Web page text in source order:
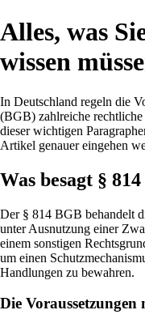
Alles, was
wissen
In Deutschland regeln die
(BGB) zahlreiche
dieser wichtigen
Artikel genauer eingehen
Was besagt §
Der § 814 BGB behandelt
unter Ausnutzung einer
einem sonstigen
um einen
Handlungen zu bewahren.
Die Voraussetzungen